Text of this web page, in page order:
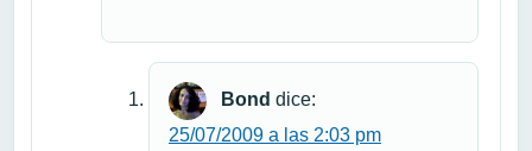
Bond dice:
25/07/2009 a las 2:03 pm